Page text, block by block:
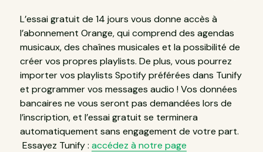
L’essai gratuit de 14 jours vous donne accès à
l’abonnement Orange, qui comprend des agendas
musicaux, des chaînes musicales et la possibilité de
créer vos propres playlists. De plus, vous pourrez
importer vos playlists Spotify préférées dans Tunify
et programmer vos messages audio ! Vos données
bancaires ne vous seront pas demandées lors de
l’inscription, et l’essai gratuit se terminera
automatiquement sans engagement de votre part.
Essayez Tunify : accédez à notre page